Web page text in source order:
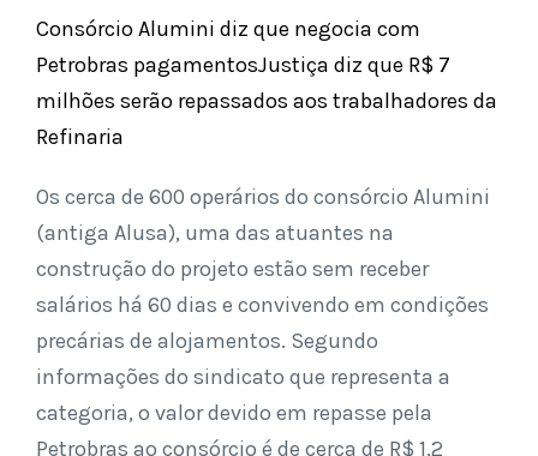
Consórcio Alumini diz que negocia com
Petrobras pagamentosJustiça diz que R$ 7
milhões serão repassados aos trabalhadores da
Refinaria
Os cerca de 600 operários do consórcio Alumini
(antiga Alusa), uma das atuantes na
construção do projeto estão sem receber
salários há 60 dias e convivendo em condições
precárias de alojamentos. Segundo
informações do sindicato que representa a
categoria, o valor devido em repasse pela
Petrobras ao consórcio é de cerca de R$ 1,2